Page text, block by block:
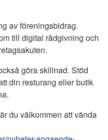
av föreningsbidrag.
till digital rådgivning och
göra skillnad. Stöd
din resturang eller butik
du välkommen att vända